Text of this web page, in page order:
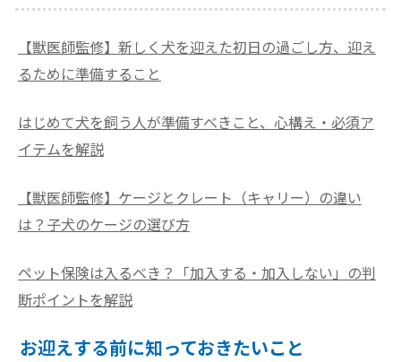
【獣医師監修】新しく犬を迎えた初日の過ごし方、迎え
るために準備すること
はじめて犬を飼う人が準備すべきこと、心構え・必須ア
イテムを解説
【獣医師監修】ケージとクレート（キャリー）の違い
は？子犬のケージの選び方
ペット保険は入るべき？「加入する・加入しない」の判
断ポイントを解説
お迎えする前に知っておきたいこと